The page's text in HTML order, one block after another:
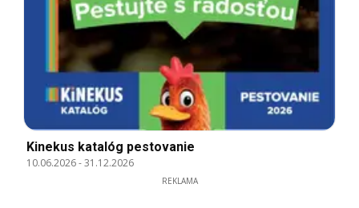
Kinekus katalóg pestovanie
10.06.2026-31.12.2026
REKLAMA